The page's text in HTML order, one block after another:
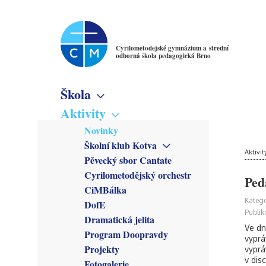
Cyrilometodějské gymnázium a střední
odborná škola pedagogická Brno
Škola
Virtuální prohlídka
Školné
Denní studium
Večerní studium
Poslání školy
Studijní obory
Gymnázium
Pedagogické lyceum
pedagogika
Předmětové sekce
Český jazyk
Anglický jazyk
Německý jazyk
Francouzský jazyk
Latina
Zřizovatel
Školská rada
Rada školy
CM Parlament
Společenství přátel školy
Aktivity
Novinky
Školní klub Kotva
Obecné informace
Členové
Kroužky
Co se stalo
Pěvecký sbor Cantate
Cyrilometodějský orchestr
CiMBálka
DofE
Dramatická jelita
Program Doopravdy
Projekty
Ve
v